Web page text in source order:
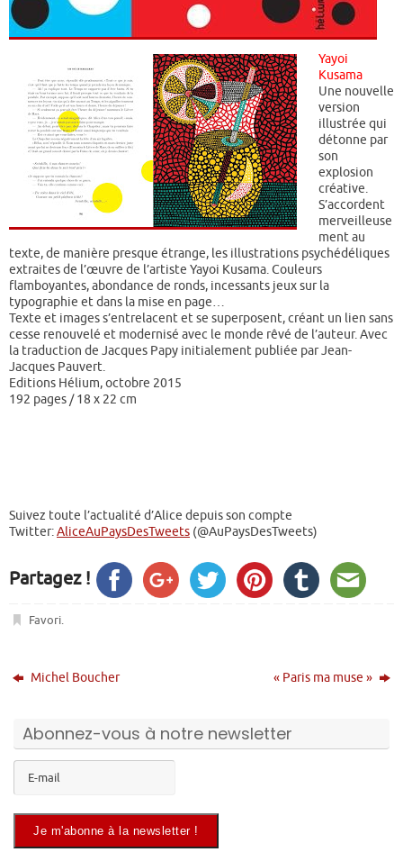
Yayoi
Kusama
Une nouvelle
version
illustrée qui
détonne par
son
explosion
créative.
S’accordent
merveilleuse
ment au
texte, de manière presque étrange, les illustrations psychédéliques
extraites de l’œuvre de l’artiste Yayoi Kusama. Couleurs
flamboyantes, abondance de ronds, incessants jeux sur la
typographie et dans la mise en page…
Texte et images s’entrelacent et se superposent, créant un lien sans
cesse renouvelé et modernisé avec le monde rêvé de l’auteur. Avec
la traduction de Jacques Papy initialement publiée par Jean-
Jacques Pauvert.
Editions Hélium, octobre 2015
192 pages / 18 x 22 cm
Suivez toute l’actualité d’Alice depuis son compte
Twitter:AliceAuPaysDesTweets (@AuPaysDesTweets)
Partagez !
Favori.
Michel Boucher « Paris ma muse »
Abonnez-vous à notre newsletter